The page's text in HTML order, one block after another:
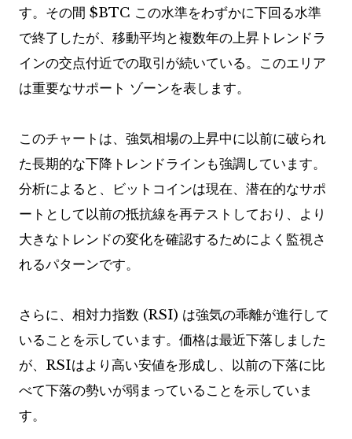
す。その間 $BTC この水準をわずかに下回る水準
で終了したが、移動平均と複数年の上昇トレンドラ
インの交点付近での取引が続いている。このエリア
は重要なサポート ゾーンを表します。
このチャートは、強気相場の上昇中に以前に破られ
た長期的な下降トレンドラインも強調しています。
分析によると、ビットコインは現在、潜在的なサポ
ートとして以前の抵抗線を再テストしており、より
大きなトレンドの変化を確認するためによく監視さ
れるパターンです。
さらに、相対力指数 (RSI) は強気の乖離が進行して
いることを示しています。価格は最近下落しました
が、RSIはより高い安値を形成し、以前の下落に比
べて下落の勢いが弱まっていることを示していま
す。